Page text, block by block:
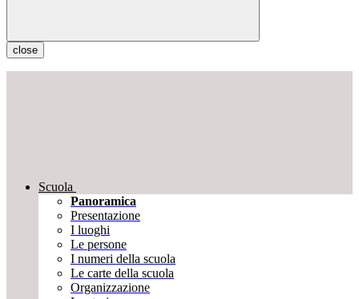
close
Scuola
Panoramica
Presentazione
I luoghi
Le persone
I numeri della scuola
Le carte della scuola
Organizzazione